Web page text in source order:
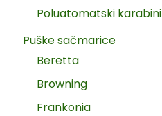
Poluatomatski karabini
Puške sačmarice
Beretta
Browning
Frankonia